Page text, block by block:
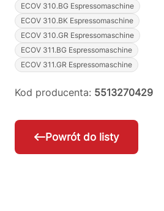
ECOV 310.BG Espressomaschine
ECOV 310.BK Espressomaschine
ECOV 310.GR Espressomaschine
ECOV 311.BG Espressomaschine
ECOV 311.GR Espressomaschine
Kod producenta: 5513270429
Powrót do listy